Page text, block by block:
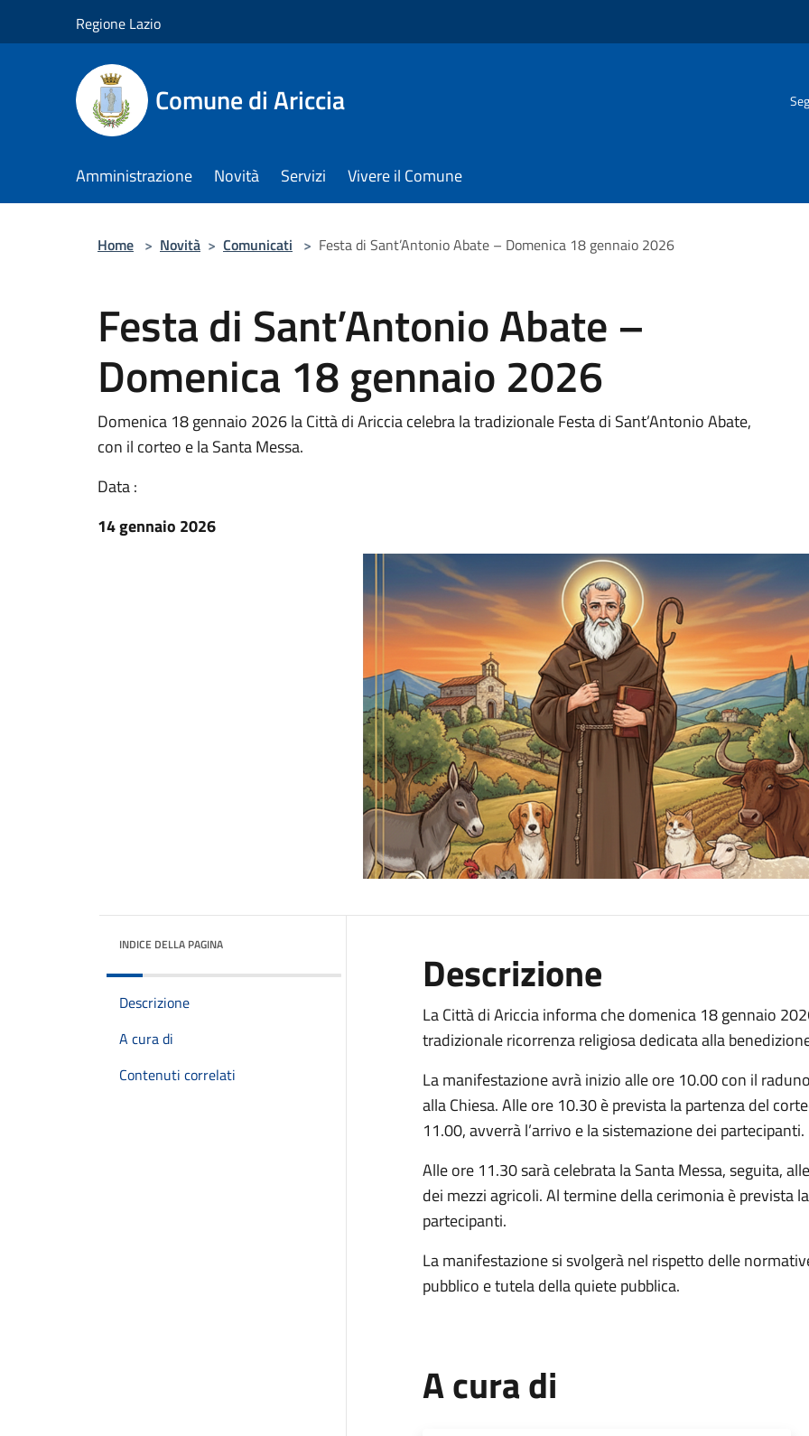
Regione Lazio
Comune di Ariccia
Amministrazione Novità Servizi Vivere il Comune
Home > Novità > Comunicati > Festa di Sant’Antonio Abate – Domenica 18 gennaio 2026
Festa di Sant’Antonio Abate –
Domenica 18 gennaio 2026
Domenica 18 gennaio 2026 la Città di Ariccia celebra la tradizionale Festa di Sant’Antonio Abate,
con il corteo e la Santa Messa.
Data :
14 gennaio 2026
INDICE DELLA PAGINA
Descrizione
A cura di
Contenuti correlati
Descrizione
La Città di Ariccia informa che domenica 18 gennaio
tradizionale ricorrenza religiosa dedicata alla
La manifestazione avrà inizio alle ore 10.00 con il
alla Chiesa. Alle ore 10.30 è prevista la partenza del
11.00, avverrà l’arrivo e la sistemazione dei partecipanti.
Alle ore 11.30 sarà celebrata la Santa Messa, seguita,
dei mezzi agricoli. Al termine della cerimonia è
partecipanti.
La manifestazione si svolgerà nel rispetto delle
pubblico e tutela della quiete pubblica.
A cura di